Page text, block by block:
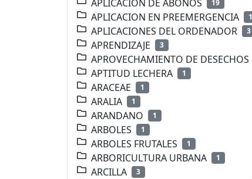
APLICACION DE ABONOS 19
APLICACION EN PREEMERGENCIA 1
APLICACIONES DEL ORDENADOR 3
APRENDIZAJE 3
APROVECHAMIENTO DE DESECHOS
APTITUD LECHERA 1
ARACEAE 1
ARALIA 1
ARANDANO 1
ARBOLES 1
ARBOLES FRUTALES 1
ARBORICULTURA URBANA 1
ARCILLA 3